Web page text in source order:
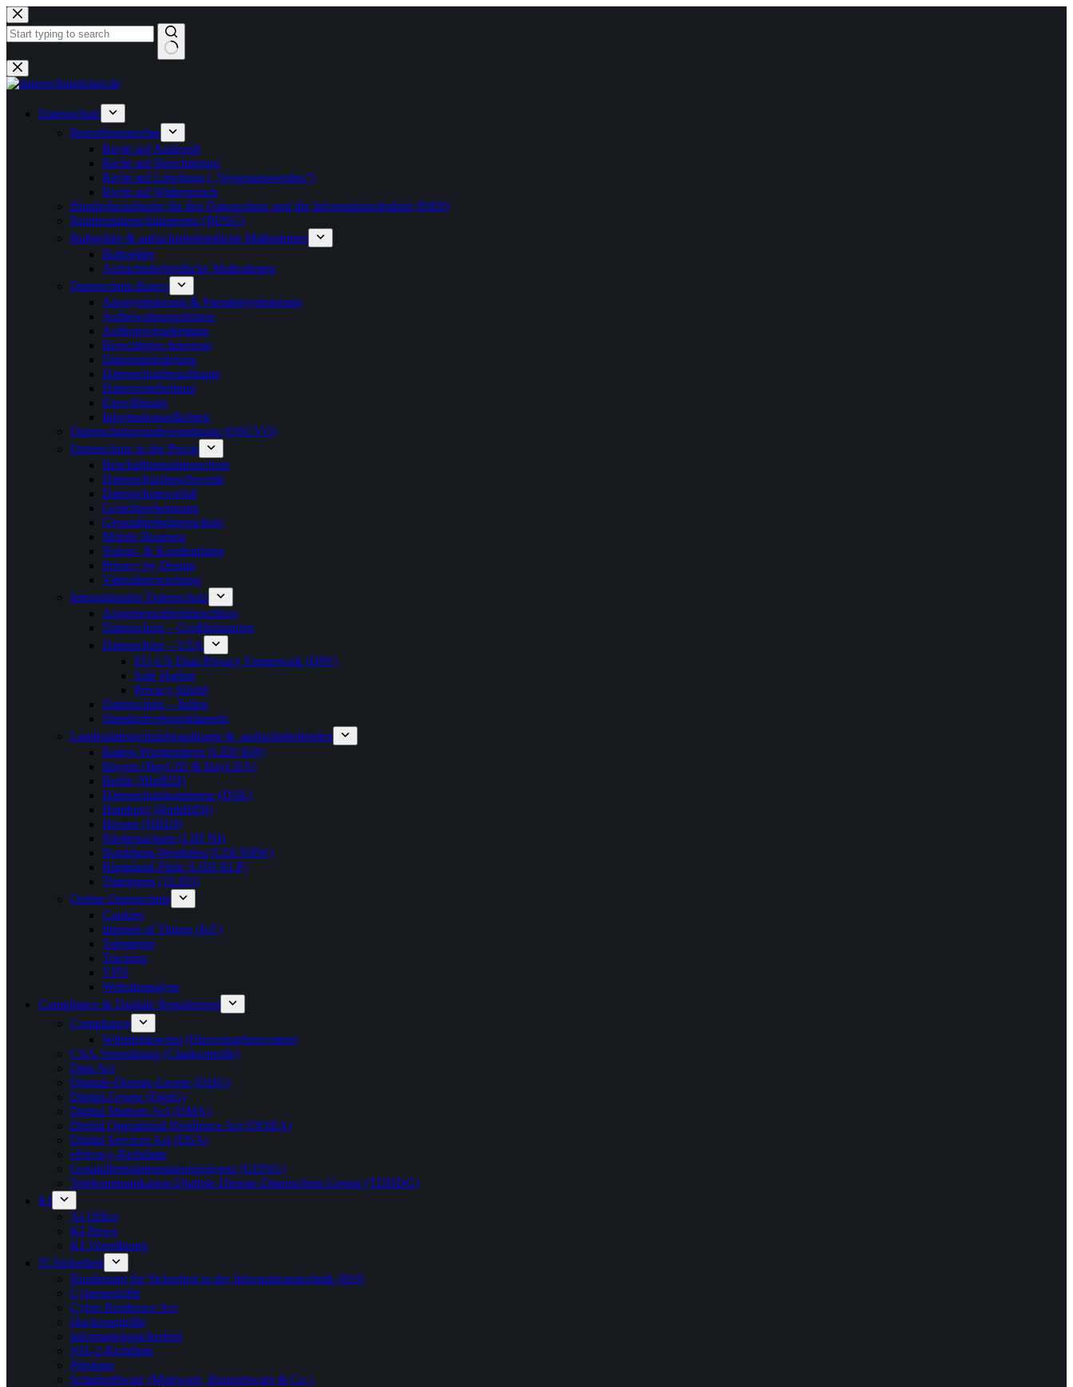
Zum
Inhalt
springen
Keine
Ergebnisse
Datenschutz
Betroffenenrechte
Recht auf Auskunft
Recht auf Berichtigung
Recht auf Löschung („Vergessenwerden“)
Recht auf Widerspruch
Bundesbeauftragte für den Datenschutz und die Informationsfreiheit (BfDI)
Bundesdatenschutzgesetz (BDSG)
Bußgelder & aufsichtsbehördliche Maßnahmen
Bußgelder
Aufsichtsbehördliche Maßnahmen
Datenschutz-Basics
Anonymisierung & Pseudonymisierung
Aufbewahrungsfristen
Auftragsverarbeitung
Berechtigtes Interesse
Datenminimierung
Datenschutzbeauftragte
Datenverarbeitung
Einwilligung
Informationspflichten
Datenschutzgrundverordnung (DSGVO)
Datenschutz in der Praxis
Beschäftigtendatenschutz
Datenschutzbeschwerde
Datenschutzvorfall
Gesichtserkennung
Gesundheitsdatenschutz
Mobile Business
Nutzer- & Kundendaten
Privacy by Design
Videoüberwachung
Internationaler Datenschutz
Angemessenheitsbeschluss
Datenschutz – Großbritannien
Datenschutz – USA
EU-US Data Privacy Framework (DPF)
Safe Harbor
Privacy Shield
Datenschutz – Italien
Standardvertragsklauseln
Landesdatenschutzbeauftragte & -aufsichtsbehörden
Baden-Württemberg (LfDI BW)
Bayern (BayLfD & BayLDA)
Berlin (BlnBDI)
Datenschutzkonferenz (DSK)
Hamburg (HmbBfDI)
Hessen (HBDI)
Niedersachsen (LfD NI)
Nordrhein-Westfalen (LDI NRW)
Rheinland-Pfalz (LfDI RLP)
Thüringen (TLfDI)
Online-Datenschutz
Cookies
Internet of Things (IoT)
Telemetrie
Tracking
VPN
Websiteanalyse
Compliance & Digitale Regulierung
Compliance
Whistleblowing (Hinweisgebersystem)
CSA-Verordnung (Chatkontrolle)
Data Act
Digitale-Dienste-Gesetz (DDG)
Digital-Gesetz (DigiG)
Digital Markets Act (DMA)
Digital Operational Resilience Act (DORA)
Digital Services Act (DSA)
ePrivacy-Richtlinie
Gesundheitsdatennutzungsgesetz (GDNG)
Telekommunikation-Digitale-Dienste-Datenschutz-Gesetz (TDDDG)
KI
AI Office
KI-News
KI-Verordnung
IT-Sicherheit
Bundesamt für Sicherheit in der Informationstechnik (BSI)
Cyberangriffe
Cyber Resilience Act
Hackerangriffe
Informationssicherheit
NIS-2-Richtlinie
Phishing
Schadsoftware (Maleware, Ransomware & Co.)